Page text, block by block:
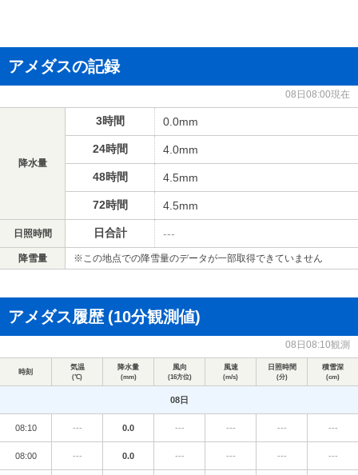
アメダスの記録
08日08:00現在
降水量
3時間 0.0mm
24時間 4.0mm
48時間 4.5mm
72時間 4.5mm
日照時間 日合計 ---
降雪量 ※この地点での降雪量のデータが一部取得できていません
アメダス履歴 (10分観測値)
08日08:10観測
時刻
気温
(℃)
降水量
(mm)
風向
(16方位)
風速
(m/s)
日照時間
(分)
積雪深
(cm)
08日
08:10 --- 0.0 --- --- --- ---
08:00 --- 0.0 --- --- --- ---